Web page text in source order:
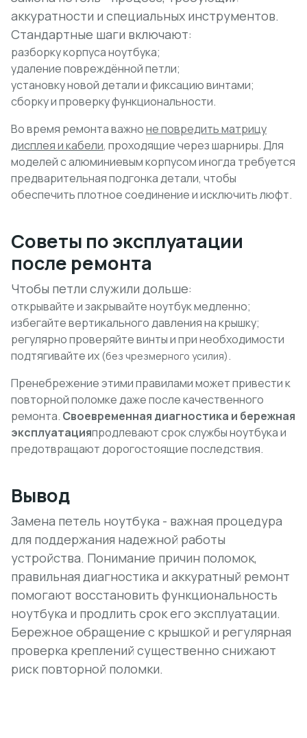
аккуратности и специальных инструментов.
Стандартные шаги включают:
разборку корпуса ноутбука;
удаление повреждённой петли;
установку новой детали и фиксацию винтами;
сборку и проверку функциональности.
Во время ремонта важноне повредить матрицу
дисплея и кабели, проходящие через шарниры. Для
моделей с алюминиевым корпусом иногда требуется
предварительная подгонка детали, чтобы
обеспечить плотное соединение и исключить люфт.
Советы по эксплуатации
после ремонта
Чтобы петли служили дольше:
открывайте и закрывайте ноутбук медленно;
избегайте вертикального давления на крышку;
регулярно проверяйте винты и при необходимости
подтягивайте их (без чрезмерного усилия).
Пренебрежение этими правилами может привести к
повторной поломке даже после качественного
ремонта. Своевременная диагностика и бережная
эксплуатацияпродлевают срок службы ноутбука и
предотвращают дорогостоящие последствия.
Вывод
Замена петель ноутбука - важная процедура
для поддержания надежной работы
устройства. Понимание причин поломок,
правильная диагностика и аккуратный ремонт
помогают восстановить функциональность
ноутбука и продлить срок его эксплуатации.
Бережное обращение с крышкой и регулярная
проверка креплений существенно снижают
риск повторной поломки.